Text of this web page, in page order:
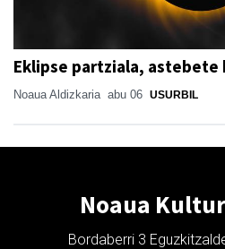
Eklipse partziala, astebete
Noaua Aldizkaria abu 06 USURBIL
Noaua
Bordaberri 3